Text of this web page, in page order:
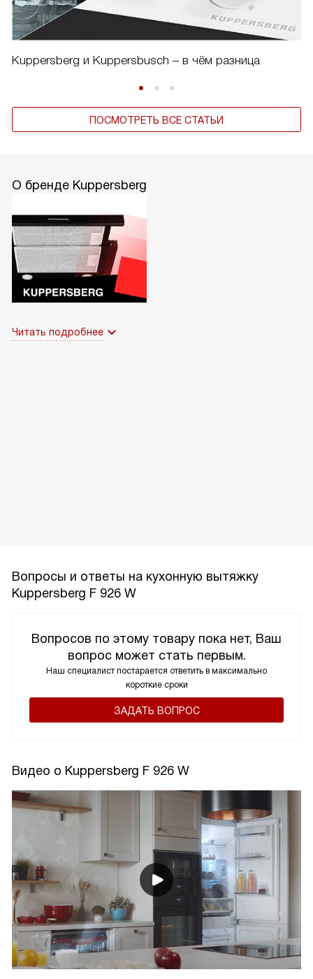
Kuppersberg и Kuppersbusch – в чём разница
ПОСМОТРЕТЬ ВСЕ СТАТЬИ
О бренде Kuppersberg
Читать подробнее
Вопросы и ответы на кухонную вытяжку
Kuppersberg F 926 W
Вопросов по этому товару пока нет, Ваш
вопрос может стать первым.
Наш специалист постарается ответить в максимально
короткие сроки
ЗАДАТЬ ВОПРОС
Видео о Kuppersberg F 926 W